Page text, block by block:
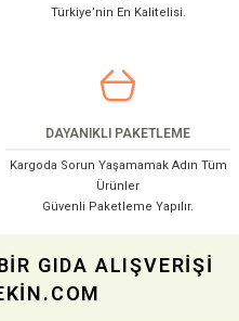
Türkiye’nin En Kalitelisi.
DAYANIKLI PAKETLEME
Kargoda Sorun Yaşamamak Adın Tüm
Ürünler
Güvenli Paketleme Yapılır.
GIDA ALIŞVERİŞİ